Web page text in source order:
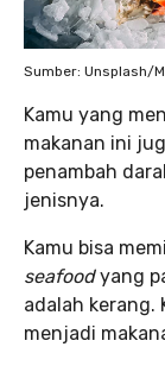
Sumber: Unsplash/
Kamu yang
makanan ini
penambah
jenisnya.
Kamu bisa
seafoodyang
adalah kerang.
menjadi